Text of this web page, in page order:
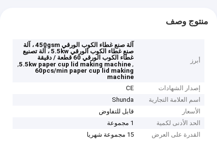
منتوج وصف
أبرز
آلة صنع غطاء الكوب الورقي 450gsm ، آلة
صنع غطاء الكوب الورقي 5.5kw ، آلة تصنيع
غطاء الكوب الورقي 60 قطعة / دقيقة
,
5.5kw paper cup lid making machine
,
60pcs/min paper cup lid making
machine
إصدار الشهادات
CE
اسم العلامة التجارية
Shunda
الأسعار
قابل للتفاوض
الحد الأدنى لكمية
1 مجموعة
القدرة على العرض
15 مجموعة شهريا